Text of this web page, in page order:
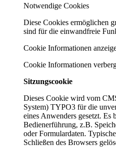
Notwendige Cookies
Diese Cookies ermöglichen
sind für die einwandfreie
Cookie Informationen
Cookie Informationen
Sitzungscookie
Dieses Cookie wird vom
System) TYPO3 für die
eines Anwenders gesetzt. Es
Bedienerführung, z.B.
oder Formulardaten.
Schließen des Browsers